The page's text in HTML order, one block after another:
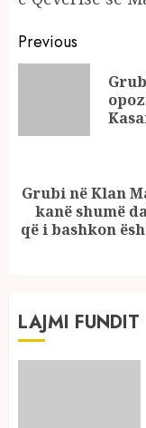
Continue
Reading
Previous
Next
post:
Grubi në Klan
kanë shumë
që i bashkon
LAJMI FUNDIT